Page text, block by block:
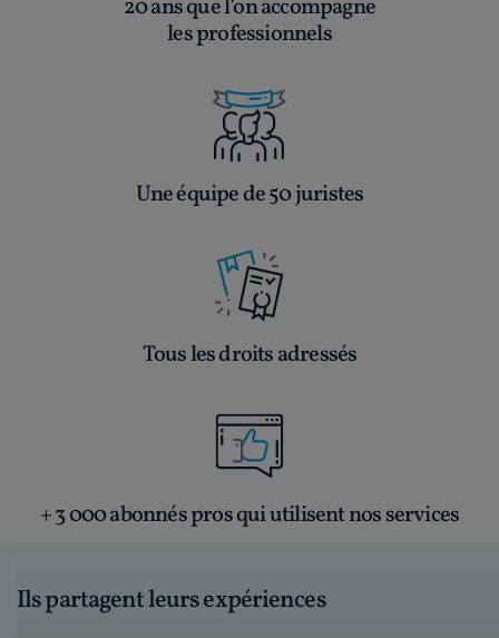
20 ans que l’on accompagne
les professionnels
Une équipe de 50 juristes
Tous les droits adressés
+ 3 000 abonnés pros qui utilisent nos services
Ils partagent leurs expériences